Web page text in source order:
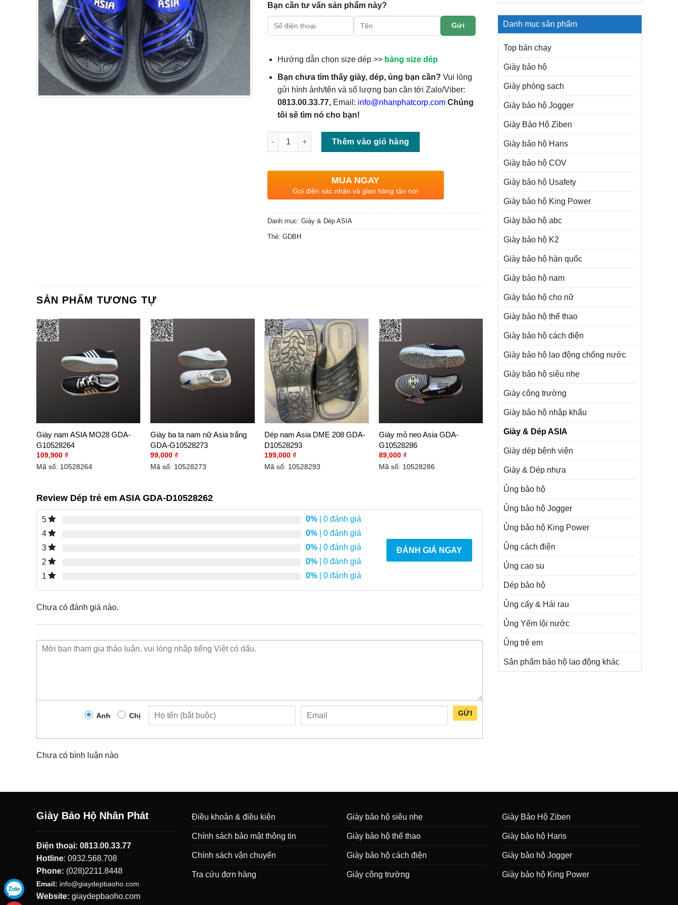
Danh mục sản phẩm
Top bán chạy
Giày bảo hộ
Giày phòng sạch
Giày bảo hộ Jogger
Giày Bảo Hộ Ziben
Giày bảo hộ Hans
Giày bảo hộ COV
Giày bảo hộ Usafety
Giày bảo hộ King Power
Giày bảo hộ abc
Giày bảo hộ K2
Giày bảo hộ hàn quốc
Giày bảo hộ nam
Giày bảo hộ cho nữ
Giày bảo hộ thể thao
Giày bảo hộ cách điện
Giày bảo hộ lao động chống nước
Giày bảo hộ siêu nhẹ
Giày công trường
Giày bảo hộ nhập khẩu
Giày & Dép ASIA
Giày dép bệnh viện
Giày & Dép nhựa
Ủng bảo hộ
Ủng bảo hộ Jogger
Ủng bảo hộ King Power
Ủng cách điện
Ủng cao su
Dép bảo hộ
Ủng cấy & Hái rau
Ủng Yếm lội nước
Ủng trẻ em
Sản phẩm bảo hộ lao động khác
Bạn cần tư vấn sản phẩm này?
Gửi
Hướng dẫn chọn size dép >> bảng size dép
Bạn chưa tìm thấy giày, dép, ủng bạn cần?Vui lòng
gửi hình ảnh/tên và số lượng bạn cần tới Zalo/Viber:
0813.00.33.77, Email: info@nhanphatcorp.com Chúng
tôi sẽ tìm nó cho bạn!
Số lượng
Thêm vào giỏ hàng
MUA NGAY
Gọi điện xác nhận và giao hàng tận nơi
Danh mục: Giày & Dép ASIA
Thẻ: GDBH
SẢN PHẨM TƯƠNG TỰ
Giày nam ASIA MO28 GDA-
G10528264
109,900 ₫
Mã số: 10528264
Giày ba ta nam nữ Asia trắng
GDA-G10528273
99,000₫
Mã số: 10528273
Dép nam Asia DME 208 GDA-
D10528293
199,000₫
Mã số: 10528293
Giày mỏ neo Asia GDA-
G10528286
89,000 ₫
Mã số: 10528286
Review Dép trẻ em ASIA GDA-D10528262
5 0% | 0 đánh giá
4
0% | 0 đánh giá
3
0% | 0 đánh giá
2
0% | 0 đánh giá
1
0% | 0 đánh giá
ĐÁNH GIÁ NGAY
Chưa có đánh giá nào.
Anh Chị GỬI
Chưa có bình luận nào
Giày Bảo Hộ Nhân Phát
Điện thoại: 0813.00.33.77
Hotline: 0932.568.708
Phone: (028)2211.8448
Email: info@giaydepbaoho.com
Website: giaydepbaoho.com
Điều khoản & điều kiện
Chính sách bảo mật thông tin
Chính sách vận chuyển
Tra cứu đơn hàng
Giày bảo hộ siêu nhẹ
Giày bảo hộ thể thao
Giày bảo hộ cách điện
Giày công trường
Giày Bảo Hộ Ziben
Giày bảo hộ Hans
Giày bảo hộ Jogger
Giày bảo hộ King Power